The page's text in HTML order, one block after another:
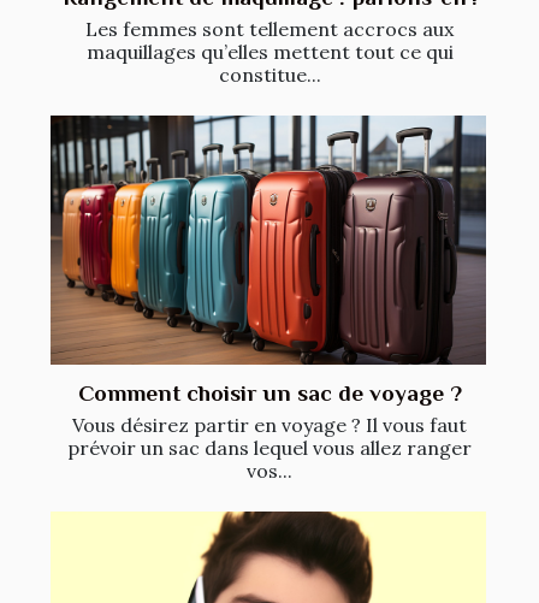
Les femmes sont tellement accrocs aux
maquillages qu’elles mettent tout ce qui
constitue...
Comment choisir un sac de voyage ?
Vous désirez partir en voyage ? Il vous faut
prévoir un sac dans lequel vous allez ranger
vos...